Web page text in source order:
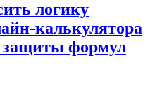
логику
калькулятора
защиты формул